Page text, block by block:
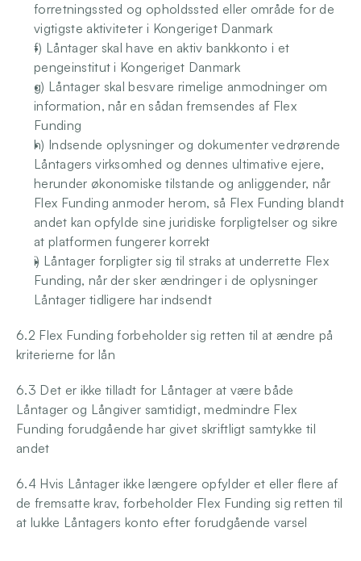
forretningssted og opholdssted eller område for de
vigtigste aktiviteter i Kongeriget Danmark
f) Låntager skal have en aktiv bankkonto i et
pengeinstitut i Kongeriget Danmark
g) Låntager skal besvare rimelige anmodninger om
information, når en sådan fremsendes af Flex
Funding
h) Indsende oplysninger og dokumenter vedrørende
Låntagers virksomhed og dennes ultimative ejere,
herunder økonomiske tilstande og anliggender, når
Flex Funding anmoder herom, så Flex Funding blandt
andet kan opfylde sine juridiske forpligtelser og sikre
at platformen fungerer korrekt
i) Låntager forpligter sig til straks at underrette Flex
Funding, når der sker ændringer i de oplysninger
Låntager tidligere har indsendt
6.2 Flex Funding forbeholder sig retten til at ændre på
kriterierne for lån
6.3 Det er ikke tilladt for Låntager at være både
Låntager og Långiver samtidigt, medmindre Flex
Funding forudgående har givet skriftligt samtykke til
andet
6.4 Hvis Låntager ikke længere opfylder et eller flere af
de fremsatte krav, forbeholder Flex Funding sig retten til
at lukke Låntagers konto efter forudgående varsel